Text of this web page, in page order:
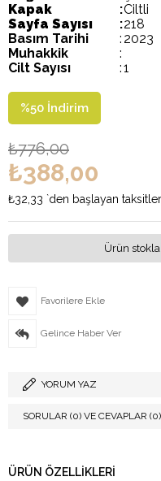
Kapak
:Ciltli
Sayfa Sayısı
:218
Basım Tarihi
: 2023
Muhakkik
:
Cilt Sayısı
:1
%50 İndirim
₺776,00
₺388,00
₺32,33 `den başlayan
Ürün
Favorilere Ekle
Gelince Haber Ver
YORUM YAZ
SORULAR (0) VE CEVAPLAR (0)
ÜRÜN ÖZELLIKLERI